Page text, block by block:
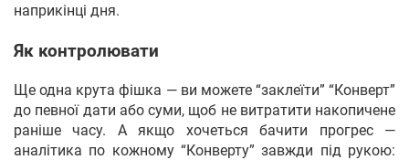
наприкінці дня.
Як контролювати
Ще одна крута фішка — ви можете “заклеїти” “Конверт”
до певної дати або суми, щоб не витратити накопичене
раніше часу. А якщо хочеться бачити прогрес —
аналітика по кожному “Конверту” завжди під рукою: